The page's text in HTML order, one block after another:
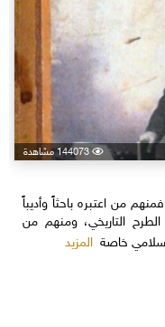
144073 مشاهدة
من اعتبره باحثاً وأديباً
التاريخي، ومنهم من
خاصةالمزيد